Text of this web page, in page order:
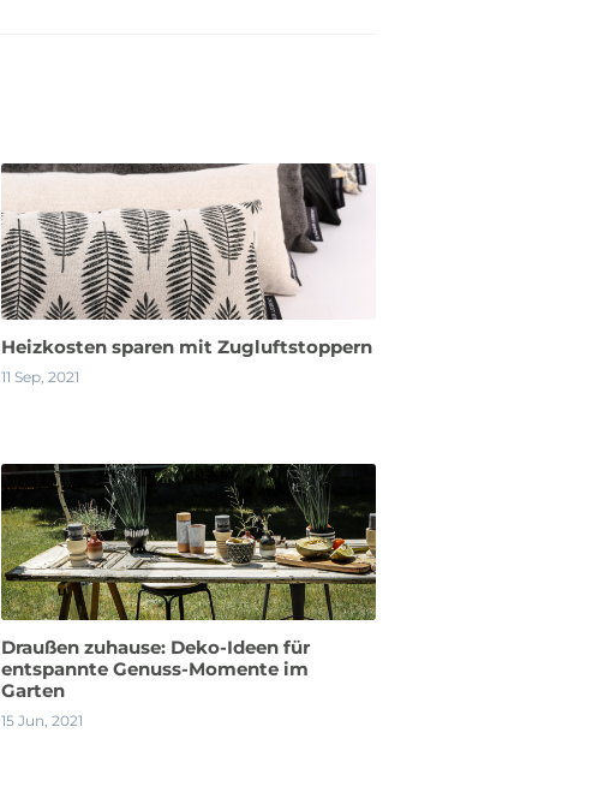
Heizkosten sparen mit Zugluftstoppern
11 Sep, 2021
Draußen zuhause: Deko-Ideen für
entspannte Genuss-Momente im
Garten
15 Jun, 2021